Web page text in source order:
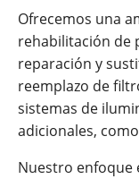
Ofrecemos una
rehabilitación de
reparación y
reemplazo de
sistemas de
adicionales,
Nuestro enfoque